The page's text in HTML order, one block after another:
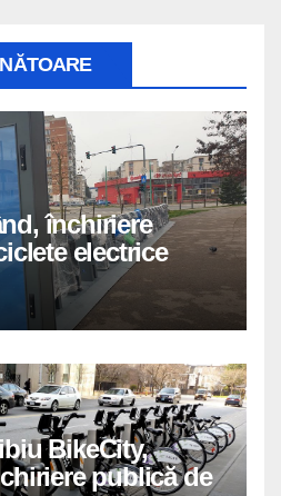
închiriere
electrice
BikeCity,
publică de